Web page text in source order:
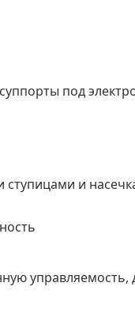
под
и
управляемость,